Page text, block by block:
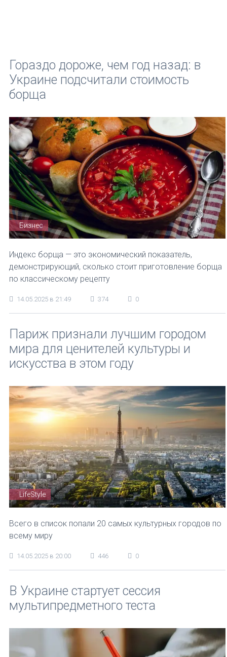
Гораздо дороже, чем год назад: в
Украине подсчитали стоимость
борща
Бизнес
Индекс борща — это экономический показатель,
демонстрирующий, сколько стоит приготовление борща
по классическому рецепту
14.05.2025 в 21:49 374 0
Париж признали лучшим городом
мира для ценителей культуры и
искусства в этом году
LifeStyle
Всего в список попали 20 самых культурных городов по
всему миру
14.05.2025 в 20:00 446 0
В Украине стартует сессия
мультипредметного теста